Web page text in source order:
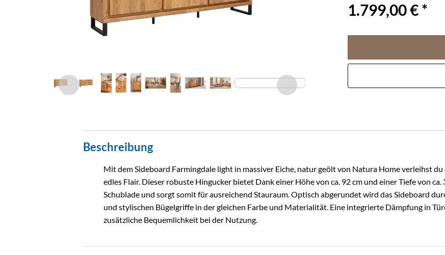
1.799,00 € *
Beschreibung
Mit dem Sideboard Farmingdale light in massiver Eiche, natur geölt von Natura Home verleihst
edles Flair. Dieser robuste Hingucker bietet Dank einer Höhe von ca. 92 cm und einer Tiefe von ca.
Schublade und sorgt somit für ausreichend Stauraum. Optisch abgerundet wird das Sideboard
und stylischen Bügelgriffe in der gleichen Farbe und Materialität. Eine integrierte Dämpfung in
zusätzliche Bequemlichkeit bei der Nutzung.